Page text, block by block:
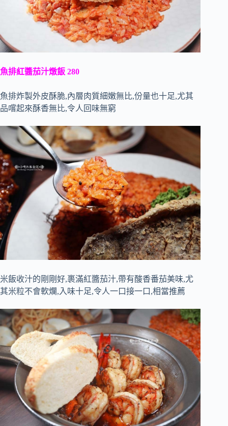
魚排紅醬茄汁燉飯 280
魚排炸製外皮酥脆,內層肉質細嫩無比,份量也十足,尤其
品嚐起來酥香無比,令人回味無窮
米飯收汁的剛剛好,裹滿紅醬茄汁,帶有酸香番茄美味,尤
其米粒不會軟爛,入味十足,令人一口接一口,相當推薦